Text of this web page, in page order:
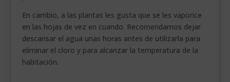
En cambio, a las plantas les gusta que se les vaporice
en las hojas de vez en cuando. Recomendamos dejar
descansar el agua unas horas antes de utilizarla para
eliminar el cloro y para alcanzar la temperatura de la
habitación.